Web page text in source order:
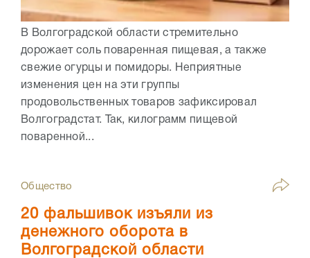
В Волгоградской области стремительно
дорожает соль поваренная пищевая, а также
свежие огурцы и помидоры. Неприятные
изменения цен на эти группы
продовольственных товаров зафиксировал
Волгоградстат. Так, килограмм пищевой
поваренной...
Общество
20 фальшивок изъяли из
денежного оборота в
Волгоградской области